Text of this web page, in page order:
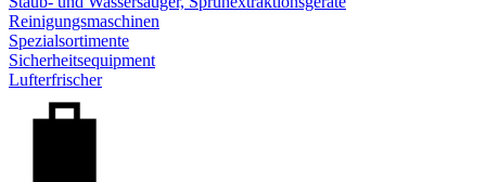
Reinigungsmaschinen
Spezialsortimente
Sicherheitsequipment
Lufterfrischer